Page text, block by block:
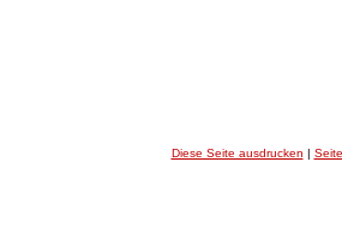
Diese Seite ausdrucken |